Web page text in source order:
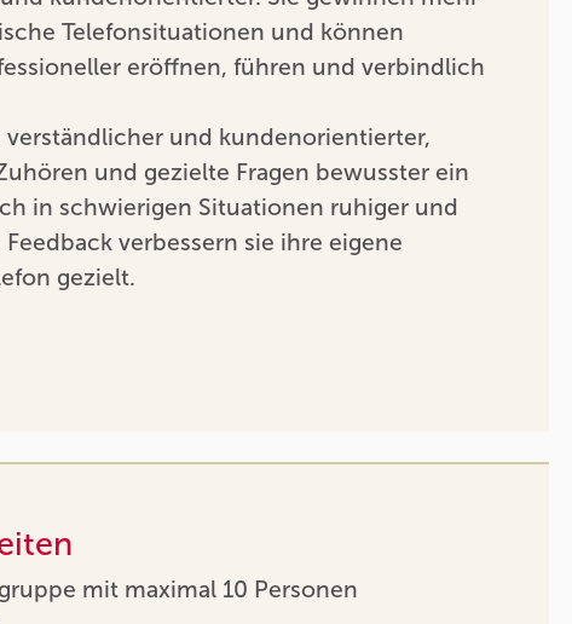
Telefonsituationen und können
eröffnen, führen und verbindlich
verständlicher und kundenorientierter,
und gezielte Fragen bewusster ein
in schwierigen Situationen ruhiger und
verbessern sie ihre eigene
gezielt.
mit maximal 10 Personen